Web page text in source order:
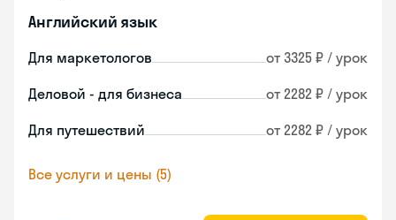
Английский язык
Для маркетологов от 3325 ₽ / урок
Деловой - для бизнеса от 2282 ₽ / урок
Для путешествий от 2282 ₽ / урок
Все услуги и цены (5)